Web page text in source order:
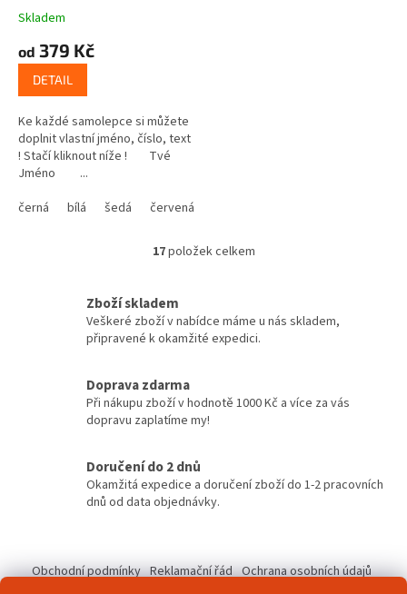
Skladem
od 379 Kč
DETAIL
Ke každé samolepce si můžete
doplnit vlastní jméno, číslo, text
! Stačí kliknout níže ! Tvé
Jméno ...
černá
bílá šedá červená
O
d
a
p
r
v
v
ý
u
17položek celkem
Zboží skladem
Veškeré zboží v nabídce máme u nás skladem,
připravené k okamžité expedici.
Doprava zdarma
Při nákupu zboží v hodnotě 1000 Kč a více za vás
dopravu zaplatíme my!
Doručení do 2 dnů
Okamžitá expedice a doručení zboží do 1-2 pracovních
dnů od data objednávky.
p
Obchodní podmínky Reklamační řád Ochrana osobních údajů